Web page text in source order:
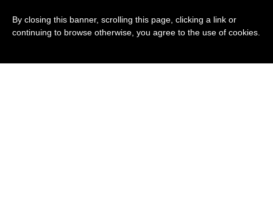
By closing this banner, scrolling this page, clicking a link or
continuing to browse otherwise, you agree to the use of cookies.